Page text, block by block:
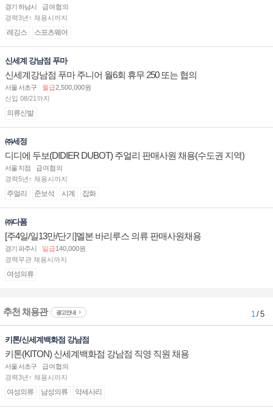
경기 하남시
급여협의
경력3년↑ 채용시까지
레깅스 스포츠웨어
신세계 강남점 푸마
신세계강남점 푸마 주니어 월6회 휴무 250 또는 협의
서울 서초구 월급2,500,000원
신입 08/21까지
의류신발
㈜세정
디디에 두보(DIDIER DUBOT) 주얼리 판매사원 채용(수도권 지역)
서울 지점
급여협의
경력5년↑ 채용시까지
주얼리 준보석 시계 잡화
㈜다폼
[주4일/일13만/단기]멜본 바리루스 의류 판매사원채용
경기 파주시 일급140,000원
경력무관 채용시까지
여성의류
추천 채용관 광고안내 1/ 5
키톤/신세계백화점 강남점
키톤(KITON) 신세계백화점 강남점 직영 직원 채용
서울 서초구
급여협의
경력3년↑ 채용시까지
여성의류 남성의류 악세사리